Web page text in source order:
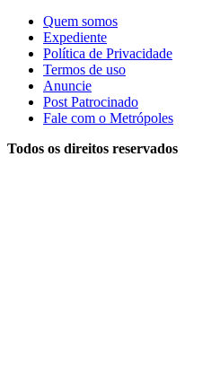
Quem somos
Expediente
Política de Privacidade
Termos de uso
Anuncie
Post Patrocinado
Fale com o Metrópoles
Todos os direitos reservados